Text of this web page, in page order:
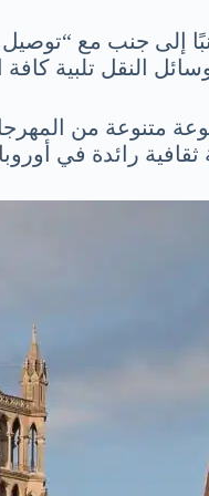
إلى جنب مع
النقل تلبية
متنوعة من
رائدة في